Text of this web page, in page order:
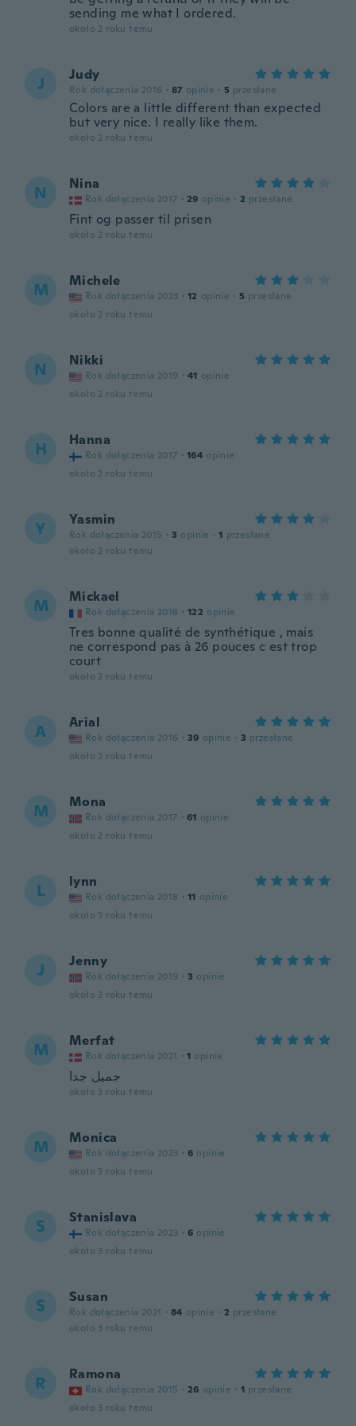
sending me what I ordered.
około 2 roku temu
J Judy
Rok dołączenia 2016 · 87 opinie · 5 przesłane
Colors are a little different than expected
but very nice. I really like them.
około 2 roku temu
N Nina
Rok dołączenia 2017 · 29 opinie · 2 przesłane
Fint og passer til prisen
około 2 roku temu
M Michele
Rok dołączenia 2023 · 12 opinie · 5 przesłane
około 2 roku temu
N Nikki
Rok dołączenia 2019 · 41 opinie
około 2 roku temu
H Hanna
Rok dołączenia 2017 · 164 opinie
około 2 roku temu
Y Yasmin
Rok dołączenia 2015 · 3 opinie · 1 przesłane
około 2 roku temu
M Mickael
Rok dołączenia 2016 · 122 opinie
Tres bonne qualité de synthétique , mais
ne correspond pas à 26 pouces c est trop
court
około 2 roku temu
A Arial
Rok dołączenia 2016 · 39 opinie · 3 przesłane
około 2 roku temu
M Mona
Rok dołączenia 2017 · 61 opinie
około 2 roku temu
L lynn
Rok dołączenia 2018 · 11 opinie
około 3 roku temu
J Jenny
Rok dołączenia 2019 · 3 opinie
około 3 roku temu
M Merfat
Rok dołączenia 2021 · 1 opinie
جميل جدا
około 3 roku temu
M Monica
Rok dołączenia 2023 · 6 opinie
około 3 roku temu
S Stanislava
Rok dołączenia 2023 · 6 opinie
około 3 roku temu
S Susan
Rok dołączenia 2021 · 84 opinie · 2 przesłane
około 3 roku temu
R Ramona
Rok dołączenia 2015 · 26 opinie · 1 przesłane
około 3 roku temu